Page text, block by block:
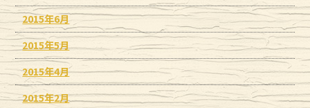
2015年6月
2015年5月
2015年4月
2015年2月